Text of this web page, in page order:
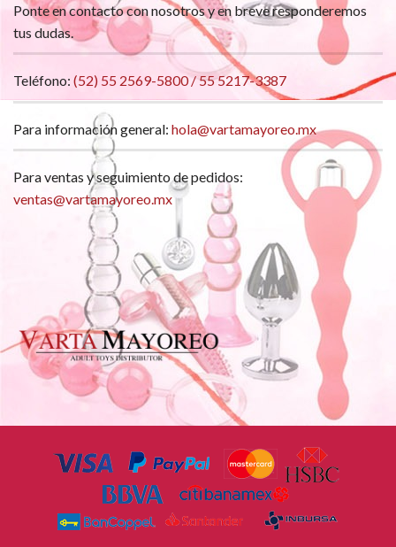
Ponte en contacto con nosotros y en breve responderemos
tus dudas.
Teléfono: (52) 55 2569-5800 / 55 5217-3387
Para información general: hola@vartamayoreo.mx
Para ventas y seguimiento de pedidos:
ventas@vartamayoreo.mx